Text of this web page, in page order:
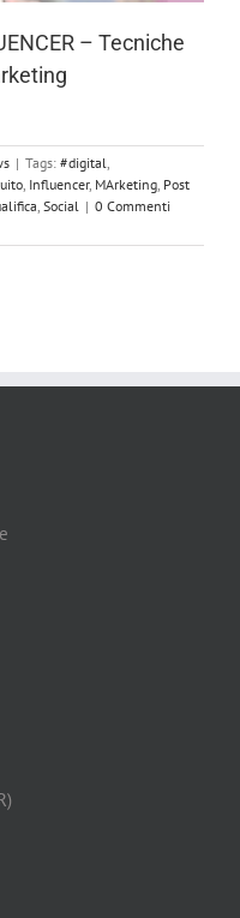
– Tecniche
| Tags: #digital,
, Influencer, MArketing, Post
, Social | 0 Commenti